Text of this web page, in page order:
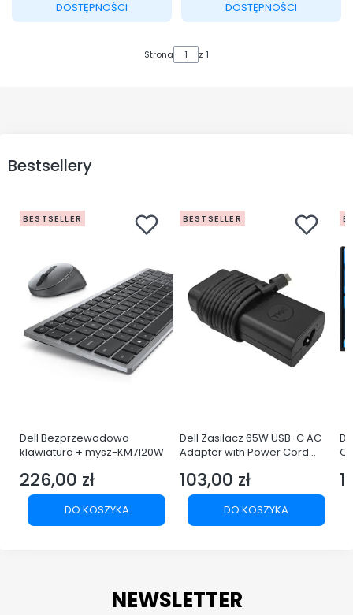
DOSTĘPNOŚCI
DOSTĘPNOŚCI
Strona z 1
Bestsellery
BESTSELLER
Dell Bezprzewodowa
klawiatura + mysz-KM7120W
Cena
226,00 zł
DO KOSZYKA
BESTSELLER
Dell Zasilacz 65W USB-C AC
Adapter with Power Cord
Cena
103,00 zł
DO KOSZYKA
NEWSLETTER